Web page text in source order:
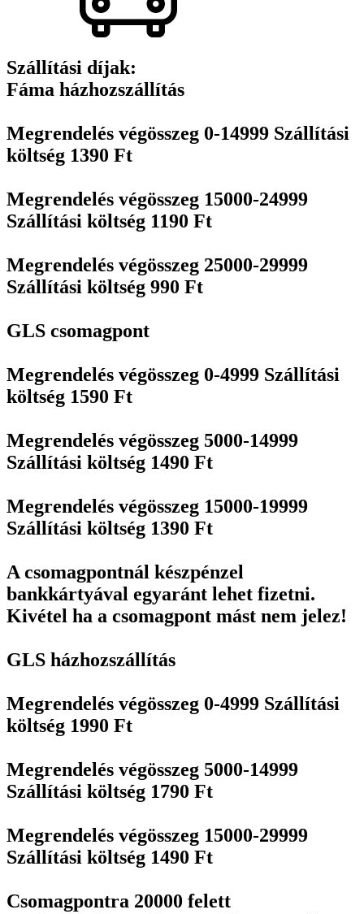
Szállítási díjak:
Fáma házhozszállítás
Megrendelés végösszeg 0-14999 Szállítási
költség 1390 Ft
Megrendelés végösszeg 15000-24999
Szállítási költség 1190 Ft
Megrendelés végösszeg 25000-29999
Szállítási költség 990 Ft
GLS csomagpont
Megrendelés végösszeg 0-4999 Szállítási
költség 1590 Ft
Megrendelés végösszeg 5000-14999
Szállítási költség 1490 Ft
Megrendelés végösszeg 15000-19999
Szállítási költség 1390 Ft
A csomagpontnál készpénzel
bankkártyával egyaránt lehet fizetni.
Kivétel ha a csomagpont mást nem jelez!
GLS házhozszállítás
Megrendelés végösszeg 0-4999 Szállítási
költség 1990 Ft
Megrendelés végösszeg 5000-14999
Szállítási költség 1790 Ft
Megrendelés végösszeg 15000-29999
Szállítási költség 1490 Ft
Csomagpontra 20000 felett